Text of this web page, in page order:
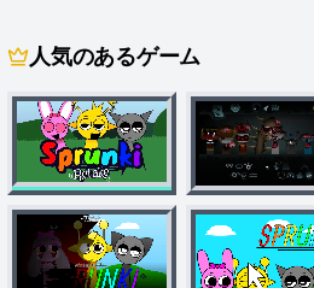
人気のあるゲーム